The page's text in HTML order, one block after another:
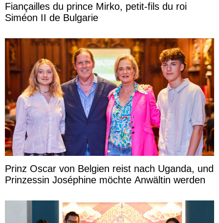
Fiançailles du prince Mirko, petit-fils du roi
Siméon II de Bulgarie
Prinz Oscar von Belgien reist nach Uganda, und
Prinzessin Joséphine möchte Anwältin werden